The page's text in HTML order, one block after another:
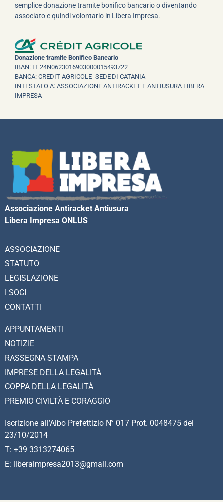
semplice donazione tramite bonifico bancario o diventando
associato e quindi volontario in Libera Impresa.
Donazione tramite Bonifico Bancario
IBAN: IT 24N0623016903000015493722
BANCA: CREDIT AGRICOLE- SEDE DI CATANIA-
INTESTATO A: ASSOCIAZIONE ANTIRACKET E ANTIUSURA LIBERA
IMPRESA
Associazione Antiracket Antiusura
Libera Impresa ONLUS
ASSOCIAZIONE
STATUTO
LEGISLAZIONE
I SOCI
CONTATTI
APPUNTAMENTI
NOTIZIE
RASSEGNA STAMPA
IMPRESE DELLA LEGALITÀ
COPPA DELLA LEGALITÀ
PREMIO CIVILTÀ E CORAGGIO
Iscrizione all’Albo Prefettizio N° 017 Prot. 0048475 del
23/10/2014
T: +39 3313274065
E: liberaimpresa2013@gmail.com